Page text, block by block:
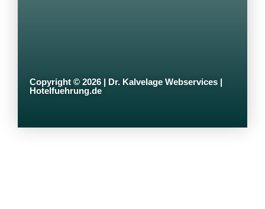
Copyright © 2026 | Dr. Kalvelage Webservices |
Hotelfuehrung.de